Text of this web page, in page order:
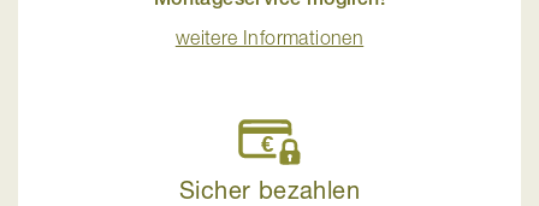
weitere Informationen
Sicher bezahlen